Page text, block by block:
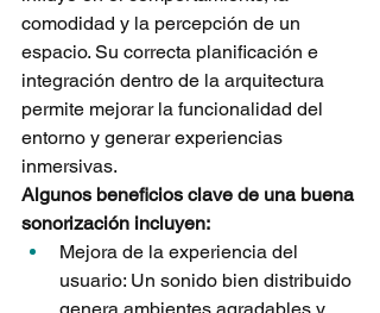
comodidad y la percepción de un
espacio. Su correcta planificación e
integración dentro de la arquitectura
permite mejorar la funcionalidad del
entorno y generar experiencias
inmersivas.
Algunos beneficios clave de una buena
sonorización incluyen:
Mejora de la experiencia del
usuario: Un sonido bien distribuido